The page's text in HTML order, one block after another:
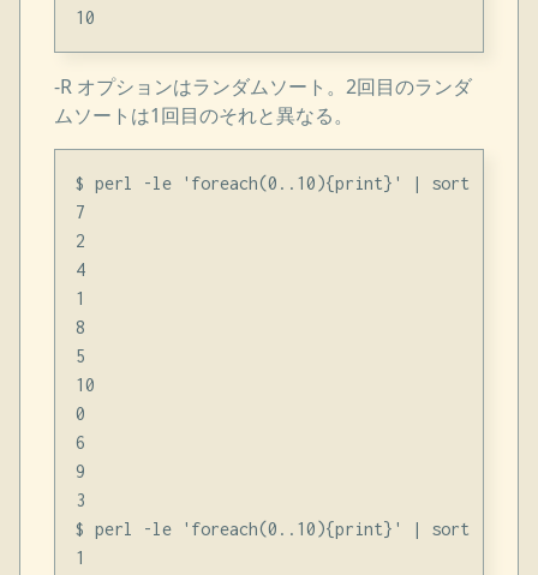
-R オプションはランダムソート。2回目のランダ
ムソートは1回目のそれと異なる。
$ perl -le 'foreach(0..10){print}' | sort -R
7
2
4
1
8
5
10
0
6
9
3
$ perl -le 'foreach(0..10){print}' | sort -R
1